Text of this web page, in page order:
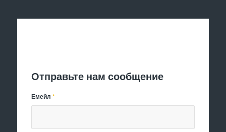
Отправьте нам сообщение
Емейл*